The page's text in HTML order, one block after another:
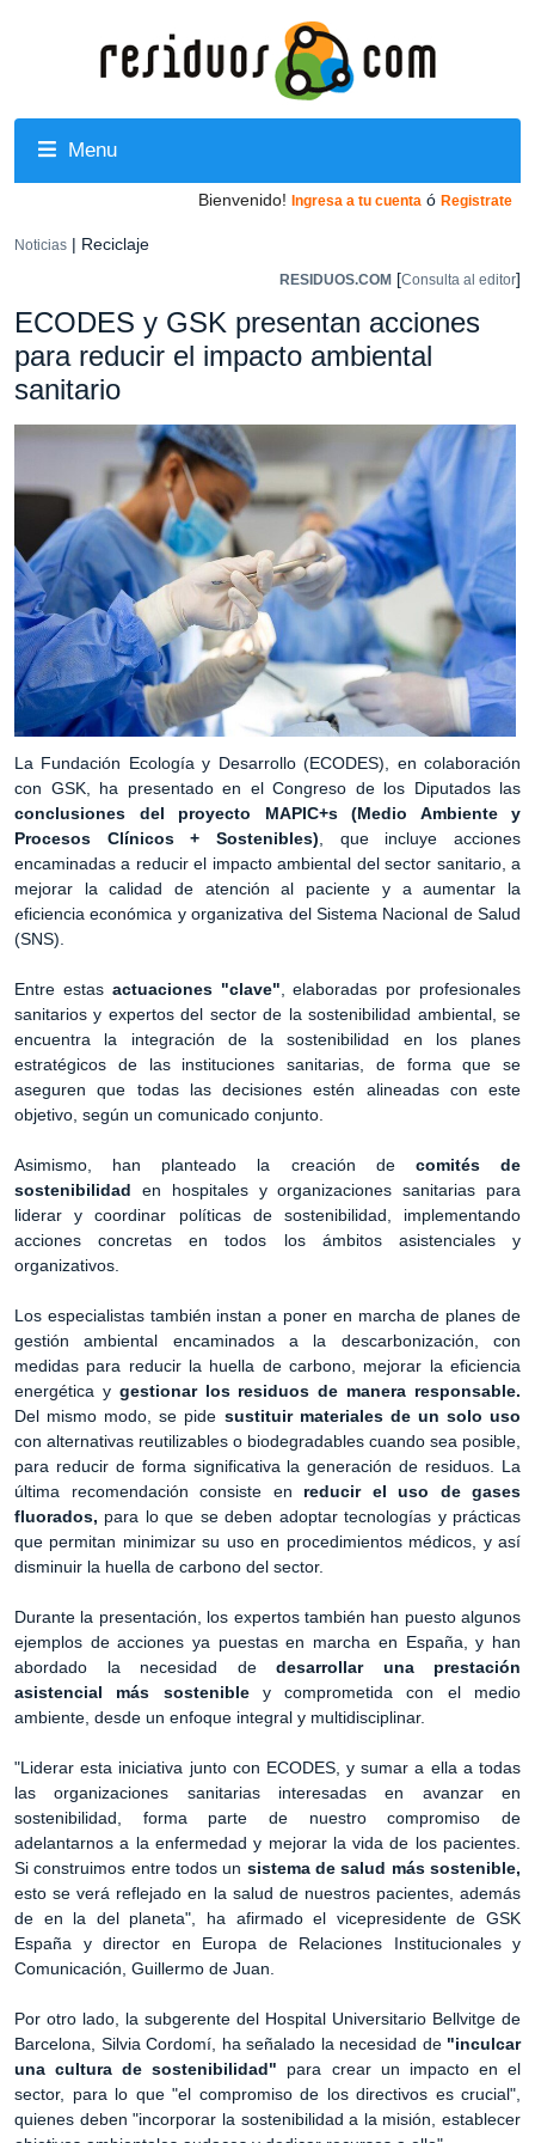
Menu
Bienvenido! Ingresa a tu cuenta ó Registrate
Noticias | Reciclaje
RESIDUOS.COM [Consulta al editor]
ECODES y GSK presentan acciones
para reducir el impacto ambiental
sanitario
La Fundación Ecología y Desarrollo (ECODES), en colaboración
con GSK, ha presentado en el Congreso de los Diputados las
conclusiones del proyecto MAPIC+s (Medio Ambiente y
Procesos Clínicos + Sostenibles), que incluye acciones
encaminadas a reducir el impacto ambiental del sector sanitario, a
mejorar la calidad de atención al paciente y a aumentar la
eficiencia económica y organizativa del Sistema Nacional de Salud
(SNS).
Entre estas actuaciones "clave", elaboradas por profesionales
sanitarios y expertos del sector de la sostenibilidad ambiental, se
encuentra la integración de la sostenibilidad en los planes
estratégicos de las instituciones sanitarias, de forma que se
aseguren que todas las decisiones estén alineadas con este
objetivo, según un comunicado conjunto.
Asimismo, han planteado la creación de comités de
sostenibilidad en hospitales y organizaciones sanitarias para
liderar y coordinar políticas de sostenibilidad, implementando
acciones concretas en todos los ámbitos asistenciales y
organizativos.
Los especialistas también instan a poner en marcha de planes de
gestión ambiental encaminados a la descarbonización, con
medidas para reducir la huella de carbono, mejorar la eficiencia
energética y gestionar los residuos de manera responsable.
Del mismo modo, se pide sustituir materiales de un solo uso
con alternativas reutilizables o biodegradables cuando sea posible,
para reducir de forma significativa la generación de residuos. La
última recomendación consiste en reducir el uso de gases
fluorados, para lo que se deben adoptar tecnologías y prácticas
que permitan minimizar su uso en procedimientos médicos, y así
disminuir la huella de carbono del sector.
Durante la presentación, los expertos también han puesto algunos
ejemplos de acciones ya puestas en marcha en España, y han
abordado la necesidad de desarrollar una prestación
asistencial más sostenibley comprometida con el medio
ambiente, desde un enfoque integral y multidisciplinar.
"Liderar esta iniciativa junto con ECODES, y sumar a ella a todas
las organizaciones sanitarias interesadas en avanzar en
sostenibilidad, forma parte de nuestro compromiso de
adelantarnos a la enfermedad y mejorar la vida de los pacientes.
Si construimos entre todos un sistema de salud más sostenible,
esto se verá reflejado en la salud de nuestros pacientes, además
de en la del planeta", ha afirmado el vicepresidente de GSK
España y director en Europa de Relaciones Institucionales y
Comunicación, Guillermo de Juan.
Por otro lado, la subgerente del Hospital Universitario Bellvitge de
Barcelona, Silvia Cordomí, ha señalado la necesidad de"inculcar
una cultura de sostenibilidad" para crear un impacto en el
sector, para lo que "el compromiso de los directivos es crucial",
quienes deben "incorporar la sostenibilidad a la misión, establecer